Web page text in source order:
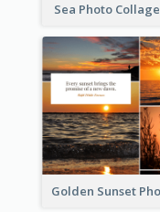
Sea Photo Collage